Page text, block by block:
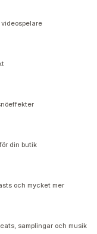
din butik
och mycket mer
samplingar och musik